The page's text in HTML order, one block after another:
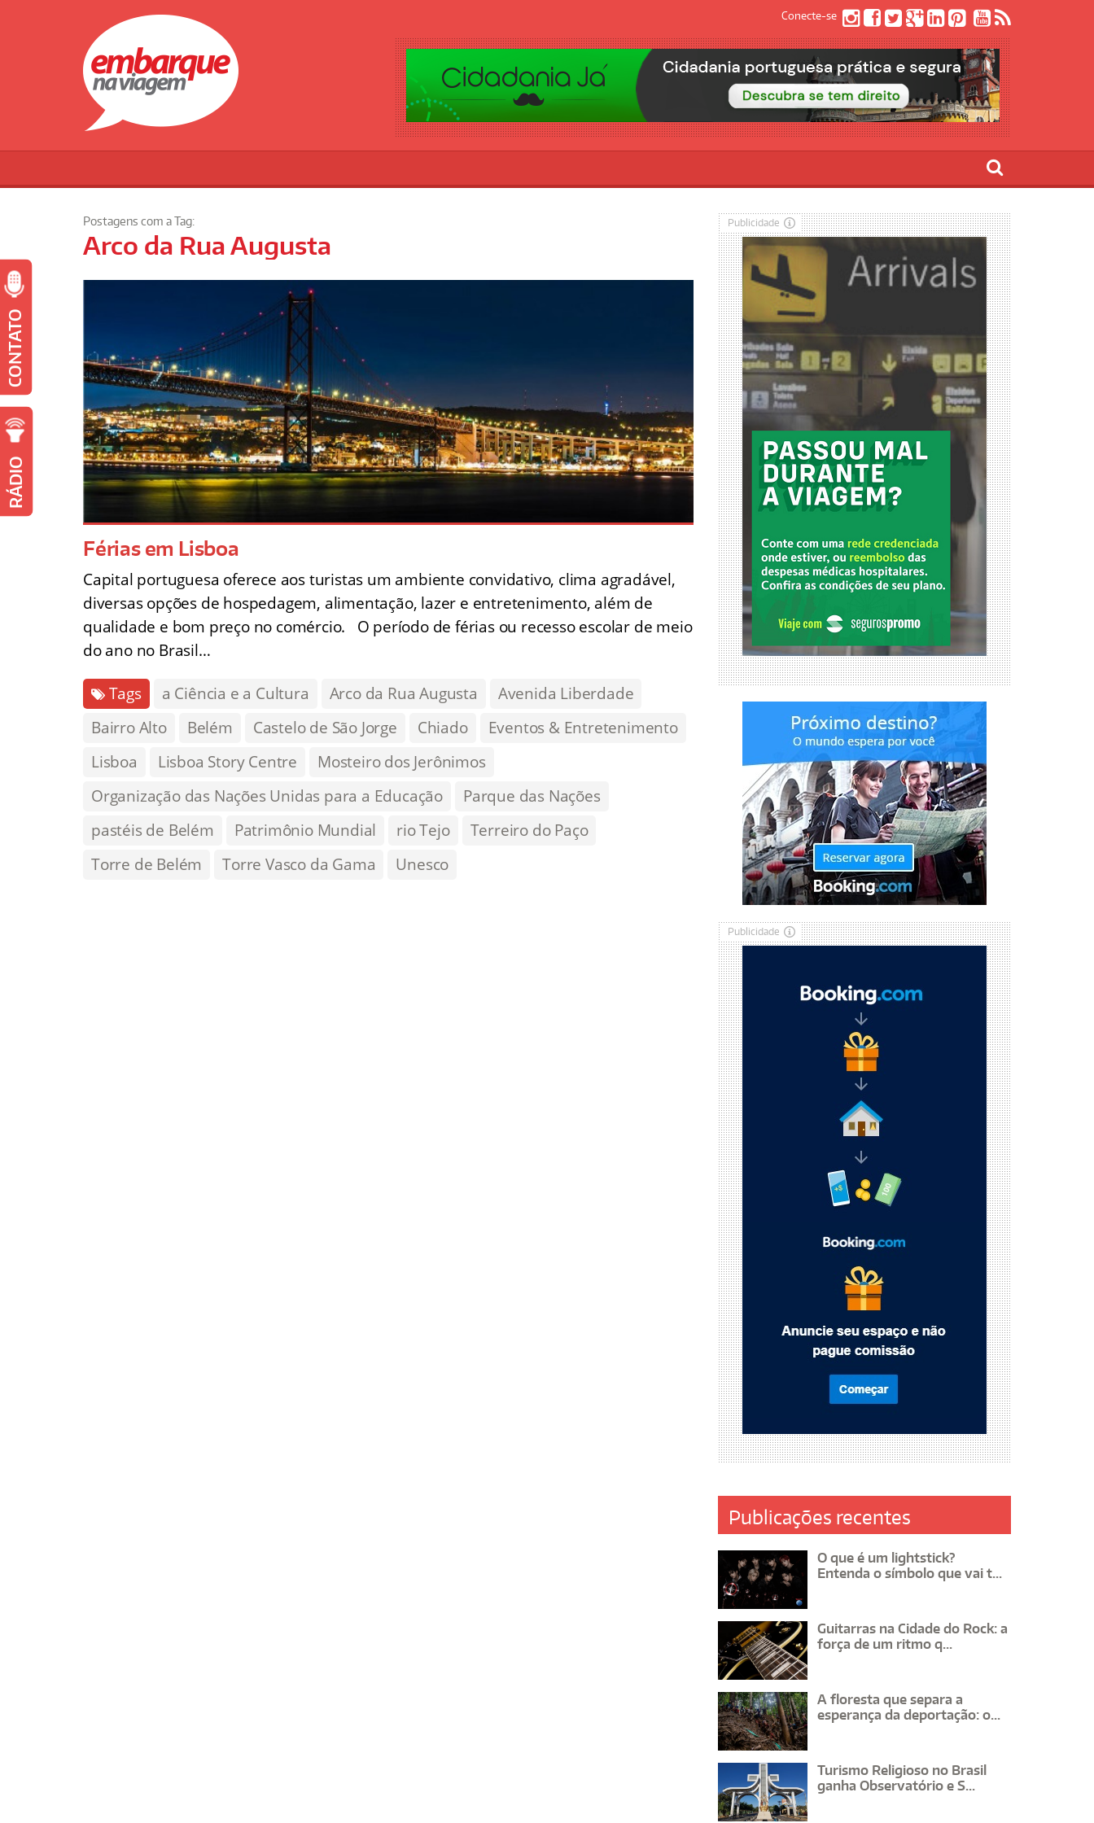
Conecte-se
Postagens com a Tag:
Arco da Rua Augusta
Férias em Lisboa
Capital portuguesa oferece aos turistas um ambiente convidativo, clima agradável,
diversas opções de hospedagem, alimentação, lazer e entretenimento, além de
qualidade e bom preço no comércio. O período de férias ou recesso escolar de meio
do ano no Brasil…
Tags a Ciência e a Cultura Arco da Rua Augusta
Avenida Liberdade
Bairro Alto
Belém Castelo de São Jorge Chiado
Eventos & Entretenimento
Lisboa
Lisboa Story Centre
Mosteiro dos Jerônimos
Organização das Nações Unidas para a Educação
Parque das Nações
pastéis de Belém
Patrimônio Mundial rio Tejo
Terreiro do Paço
Torre de Belém
Torre Vasco da Gama Unesco
Publicidade
Publicidade
Publicações recentes
O que é um lightstick?
Entenda o símbolo que vai t...
Guitarras na Cidade do Rock: a
força de um ritmo q...
A floresta que separa a
esperança da deportação: o...
Turismo Religioso no Brasil
ganha Observatório e S...
CONTATO
RÁDIO